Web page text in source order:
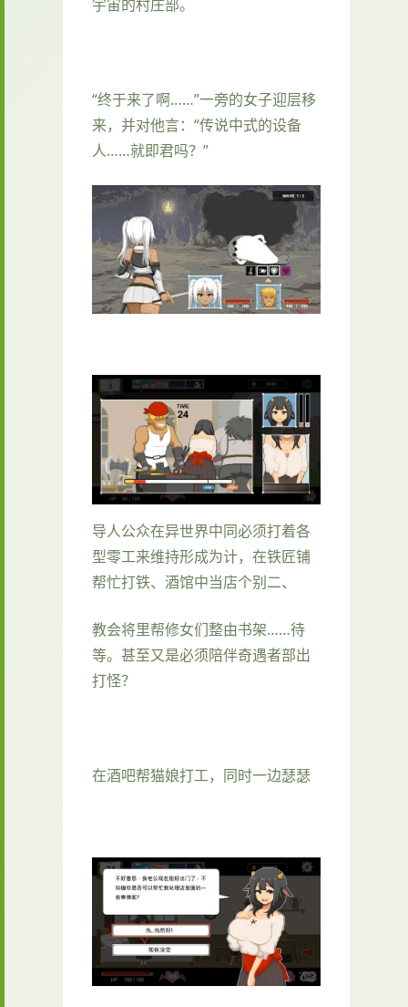
宇宙的村庄部。
“终于来了啊……”一旁的女子迎层移
来，并对他言：“传说中式的设备
人……就即君吗？”
导人公众在异世界中同必须打着各
型零工来维持形成为计，在铁匠铺
帮忙打铁、酒馆中当店个别二、
教会将里帮修女们整由书架……待
等。甚至又是必须陪伴奇遇者部出
打怪？
在酒吧帮猫娘打工，同时一边瑟瑟